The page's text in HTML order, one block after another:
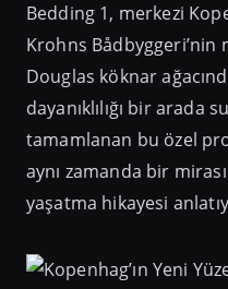
Bedding 1, merkezi
Krohns
Douglas köknar
dayanıklılığı bir arada
tamamlanan bu özel
aynı zamanda bir
yaşatma hikayesi